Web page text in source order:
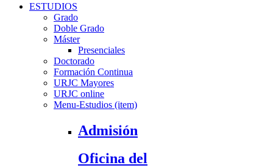
ESTUDIOS
Grado
Doble Grado
Máster
Presenciales
Doctorado
Formación Continua
URJC Mayores
URJC online
Menu-Estudios (item)
Admisión
Oficina del